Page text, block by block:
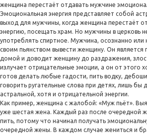
женщина перестаёт отдавать мужчине
Эмоциональная энергия представляет собой
выход для мужчины, когда женщина перестаёт
энергию, посещать храм. Но мужчины в церковь
употреблять спиртное. Мужчина, осознанно или
своим пьянством вывести женщину. Он является
домой и доводит женщину до раздражения,
излучает отрицательные эмоции, а он от этого
готов делать любые гадости, пить водку,
говорить ругательные слова при детях, лишь бы
астральной, хотя и отрицательной энергии.
Как пример, женщина с жалобой: «Муж пьёт».
уже шестая жена. Каждый раз после очередной
пить, потому что начинал получать
очередной жены. В каждом случае жениться и